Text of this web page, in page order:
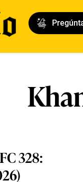
328: